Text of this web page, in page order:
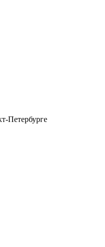
Петербурге